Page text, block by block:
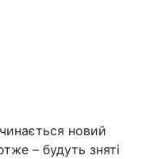
новий
– будуть зняті